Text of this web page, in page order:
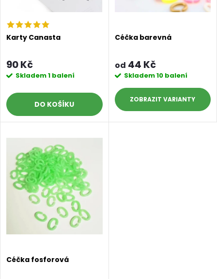
p
r
o
d
u
k
t
ů
p
r
o
d
u
k
t
Karty Canasta
90 Kč
Skladem1 balení
DO KOŠÍKU
Céčka barevná
od 44 Kč
Skladem10 balení
ZOBRAZIT
Céčka fosforová